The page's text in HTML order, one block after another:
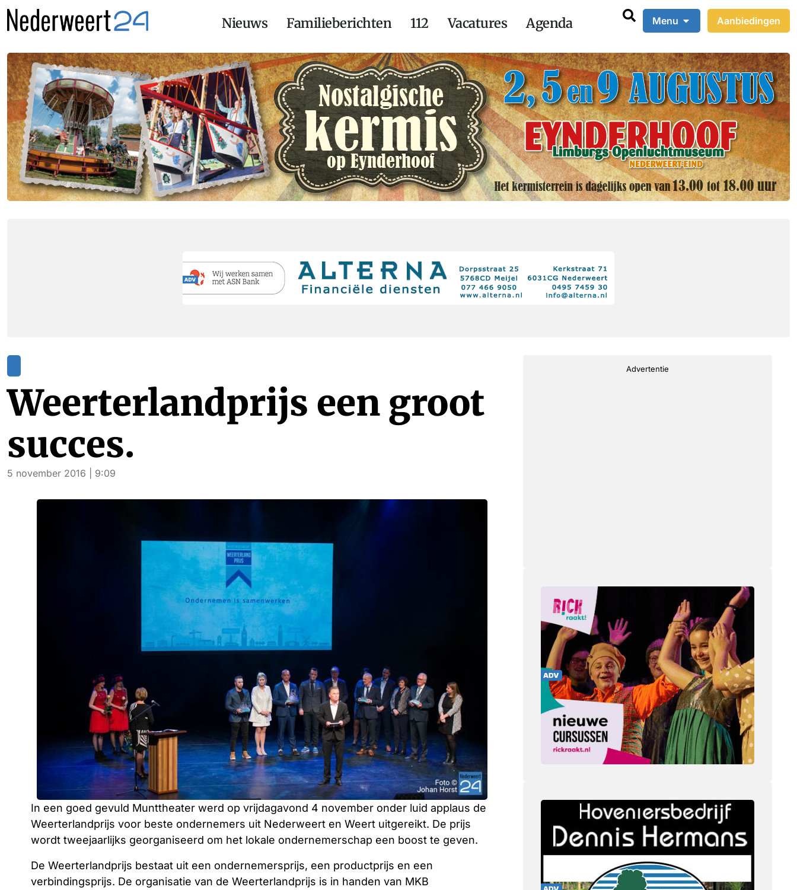
Nieuws Familieberichten 112 Vacatures Agenda Menu Aanbiedingen
Weerterlandprijs een groot
succes.
5 november 2016 | 9:09
In een goed gevuld Munttheater werd op vrijdagavond 4 november onder luid applaus de
Weerterlandprijs voor beste ondernemers uit Nederweert en Weert uitgereikt. De prijs
wordt tweejaarlijks georganiseerd om het lokale ondernemerschap een boost te geven.
De Weerterlandprijs bestaat uit een ondernemersprijs, een productprijs en een
verbindingsprijs. De organisatie van de Weerterlandprijs is in handen van MKB
Advertentie